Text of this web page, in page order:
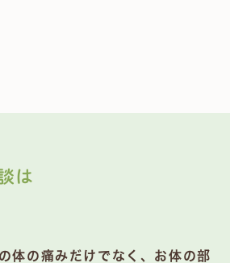
は
体の痛みだけでなく、お体の部